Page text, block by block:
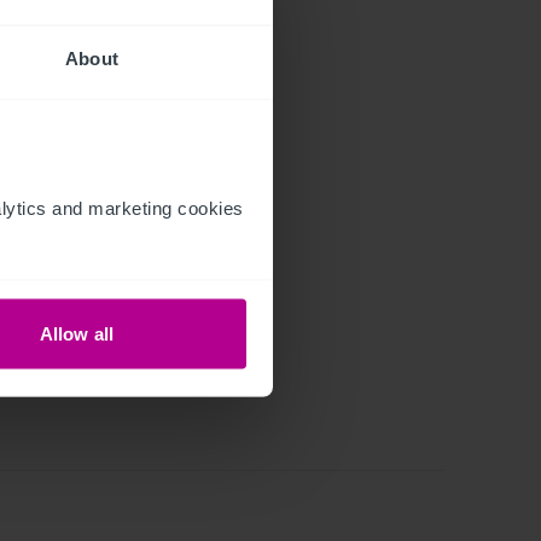
About
and marketing cookies
Allow all